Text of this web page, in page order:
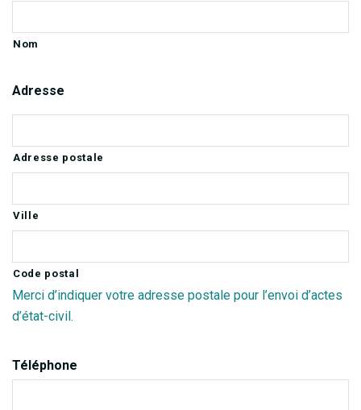
Nom
Adresse
Adresse postale
Ville
Code postal
Merci d’indiquer votre adresse postale pour l’envoi d’actes
d’état-civil.
Téléphone